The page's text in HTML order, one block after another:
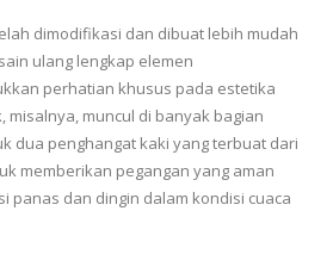
dimodifikasi dan dibuat lebih mudah
ulang lengkap elemen
perhatian khusus pada estetika
misalnya, muncul di banyak bagian
dua penghangat kaki yang terbuat dari
memberikan pegangan yang aman
panas dan dingin dalam kondisi cuaca